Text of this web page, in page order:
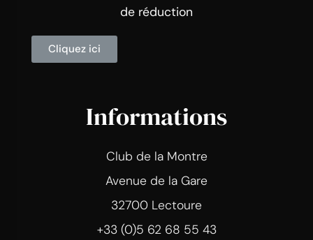
de réduction
Cliquez ici
Informations
Club de la Montre
Avenue de la Gare
32700 Lectoure
+33 (0)5 62 68 55 43